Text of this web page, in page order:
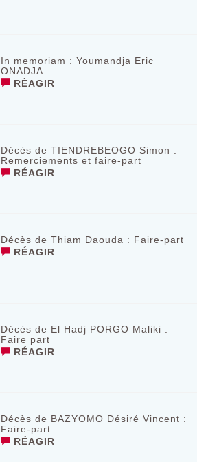
In memoriam : Youmandja Eric
ONADJA
RÉAGIR
Décès de TIENDREBEOGO Simon :
Remerciements et faire-part
RÉAGIR
Décès de Thiam Daouda : Faire-part
RÉAGIR
Décès de El Hadj PORGO Maliki :
Faire part
RÉAGIR
Décès de BAZYOMO Désiré Vincent :
Faire-part
RÉAGIR